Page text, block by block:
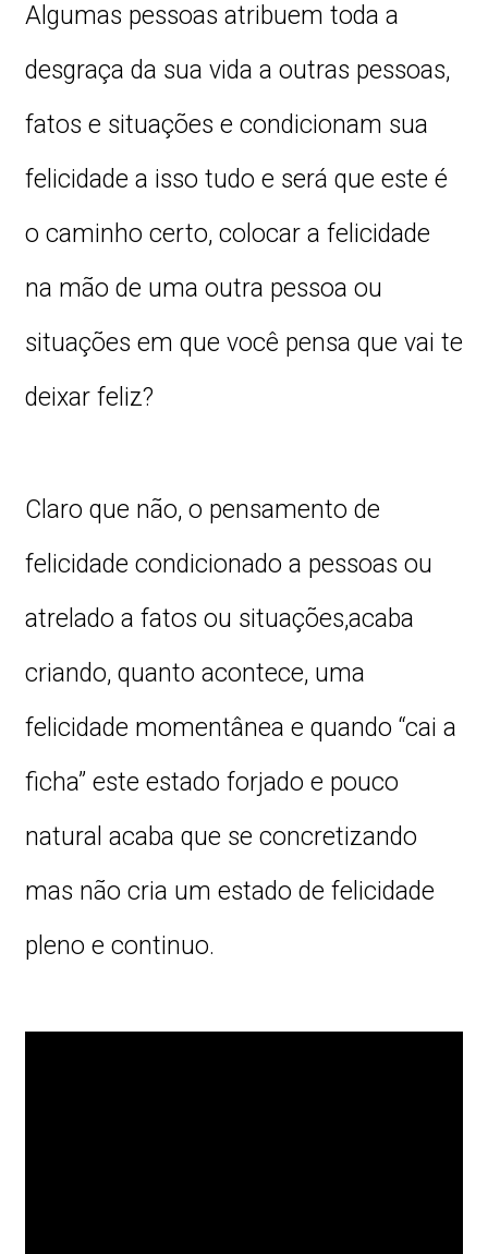
Algumas pessoas atribuem toda a
desgraça da sua vida a outras pessoas,
fatos e situações e condicionam sua
felicidade a isso tudo e será que este é
o caminho certo, colocar a felicidade
na mão de uma outra pessoa ou
situações em que você pensa que vai te
deixar feliz?
Claro que não, o pensamento de
felicidade condicionado a pessoas ou
atrelado a fatos ou situações,acaba
criando, quanto acontece, uma
felicidade momentânea e quando “cai a
ficha” este estado forjado e pouco
natural acaba que se concretizando
mas não cria um estado de felicidade
pleno e continuo.